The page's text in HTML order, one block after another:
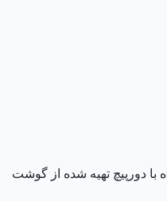
دورپیچ تهیه شده از گوشت